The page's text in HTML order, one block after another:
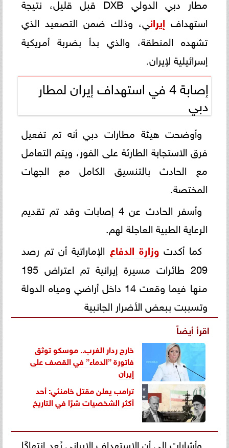
استهداف إيراني، وذلك ضمن التصعيد الذي
تشهده المنطقة، والذي بدأ بضربة أمريكية
إسرائيلية لإيران.
إصابة 4 في استهداف إيران لمطار
دبي
وأوضحت هيئة مطارات دبي أنه تم تفعيل
فرق الاستجابة الطارئة على الفور، ويتم التعامل
مع الحادث بالتنسيق الكامل مع الجهات
المختصة.
وأسفر الحادث عن 4 إصابات وقد تم تقديم
الرعاية الطبية العاجلة لهم.
كما أكدتوزارة الدفاع الإماراتية أن تم رصد
209 طائرات مسيرة إيرانية تم اعتراض 195
منها فيما وقعت 14 داخل أراضي ومياه الدولة
وتسببت ببعض الأضرار الجانبية
اقرأ أيضاً
خارج ردار الغرب.. موسكو توثق
فاتورة ”الدماء” في القصف على
إيران
ترامب يعلن مقتل خامنئي: أحد
أكثر الشخصيات شرًا في التاريخ
وأشارات إلى أن الاستهداف الإيراني يُعد انتهاكًا